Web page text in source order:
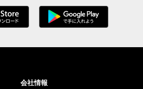
会社情報